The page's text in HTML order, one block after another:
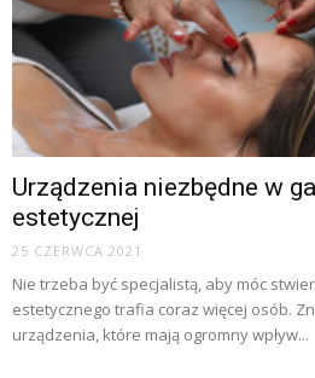
Urządzenia niezbędne w
estetycznej
25 CZERWCA 2021
Nie trzeba być specjalistą, aby móc
estetycznego trafia coraz więcej osób.
urządzenia, które mają ogromny wpływ...